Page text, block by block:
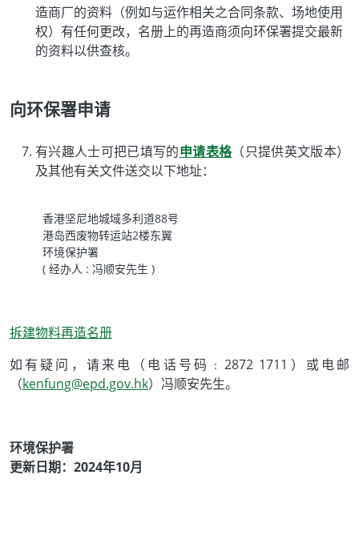
造商厂的资料（例如与运作相关之合同条款、场地使用
权）有任何更改，名册上的再造商须向环保署提交最新
的资料以供查核。
向环保署申请
有兴趣人士可把已填写的申请表格（只提供英文版本）
及其他有关文件送交以下地址：
香港坚尼地城域多利道88号
港岛西废物转运站2楼东翼
环境保护署
( 经办人 : 冯顺安先生 )
拆建物料再造名册
如有疑问，请来电（电话号码﹕2872 1711）或电邮
（kenfung@epd.gov.hk）冯顺安先生。
环境保护署
更新日期：2024年10月